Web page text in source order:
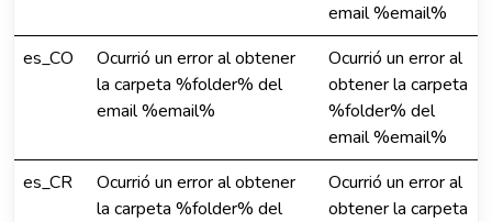
email %email%
es_CO
Ocurrió un error al obtener
la carpeta %folder% del
email %email%
Ocurrió un error al
obtener la carpeta
%folder% del
email %email%
es_CR
Ocurrió un error al obtener
la carpeta %folder% del
Ocurrió un error al
obtener la carpeta